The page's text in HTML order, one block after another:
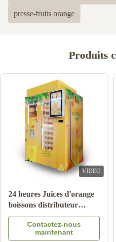
presse-fruits orange
Produits
VIDEO
24 heures Juices d'orange
boissons distributeur
automatique
Contactez-nous
maintenant